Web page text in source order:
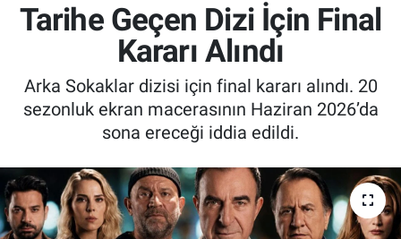
Tarihe Geçen Dizi İçin Final
Kararı Alındı
Arka Sokaklar dizisi için final kararı alındı. 20
sezonluk ekran macerasının Haziran 2026’da
sona ereceği iddia edildi.
KULİS MEYDANI
1461 TRABZON
FUTBOL
ALT LIGLER
TV VE SİNEMA
Son Dakika Haberleri
Haber Arşivi